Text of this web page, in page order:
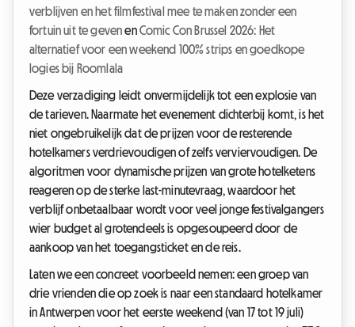
verblijven en het filmfestival mee te maken zonder een
fortuin uit te gevenenComic Con Brussel 2026: Het
alternatief voor een weekend 100% strips en goedkope
logies bij Roomlala
Deze verzadiging leidt onvermijdelijk tot een explosie van
de tarieven. Naarmate het evenement dichterbij komt, is het
niet ongebruikelijk dat de prijzen voor de resterende
hotelkamers verdrievoudigen of zelfs verviervoudigen. De
algoritmen voor dynamische prijzen van grote hotelketens
reageren op de sterke last-minutevraag, waardoor het
verblijf onbetaalbaar wordt voor veel jonge festivalgangers
wier budget al grotendeels is opgesoupeerd door de
aankoop van het toegangsticket en de reis.
Laten we een concreet voorbeeld nemen: een groep van
drie vrienden die op zoek is naar een standaard hotelkamer
in Antwerpen voor het eerste weekend (van 17 tot 19 juli)